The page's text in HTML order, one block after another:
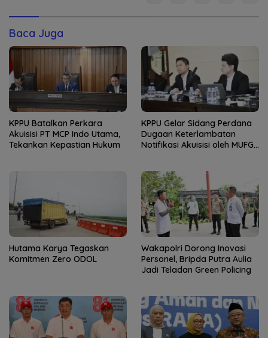
Baca Juga
KPPU Batalkan Perkara
Akuisisi PT MCP Indo Utama,
Tekankan Kepastian Hukum
KPPU Gelar Sidang Perdana
Dugaan Keterlambatan
Notifikasi Akuisisi oleh MUFG
Hutama Karya Tegaskan
Komitmen Zero ODOL
Wakapolri Dorong Inovasi
Personel, Bripda Putra Aulia
Jadi Teladan Green Policing